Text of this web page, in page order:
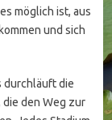
möglich ist, aus
und sich
durchläuft die
den Weg zur